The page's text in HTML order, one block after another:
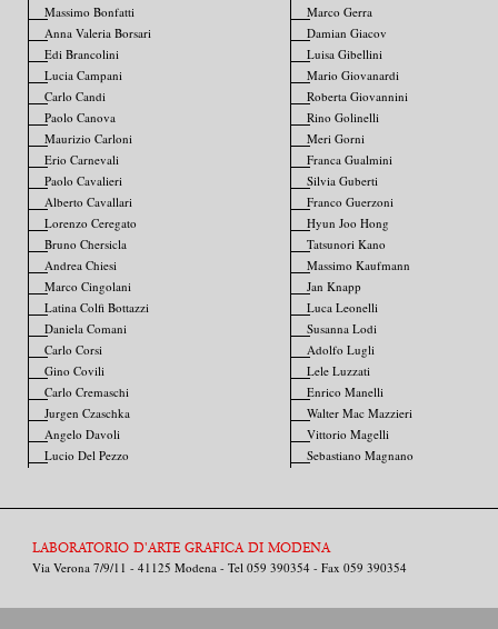
Massimo Bonfatti
Anna Valeria Borsari
Edi Brancolini
Lucia Campani
Carlo Candi
Paolo Canova
Maurizio Carloni
Erio Carnevali
Paolo Cavalieri
Alberto Cavallari
Lorenzo Ceregato
Bruno Chersicla
Andrea Chiesi
Marco Cingolani
Latina Colfi Bottazzi
Daniela Comani
Carlo Corsi
Gino Covili
Carlo Cremaschi
Jurgen Czaschka
Angelo Davoli
Lucio Del Pezzo
Marco Gerra
Damian Giacov
Luisa Gibellini
Mario Giovanardi
Roberta Giovannini
Rino Golinelli
Meri Gorni
Franca Gualmini
Silvia Guberti
Franco Guerzoni
Hyun Joo Hong
Tatsunori Kano
Massimo Kaufmann
Jan Knapp
Luca Leonelli
Susanna Lodi
Adolfo Lugli
Lele Luzzati
Enrico Manelli
Walter Mac Mazzieri
Vittorio Magelli
Sebastiano Magnano
LABORATORIO D'ARTE GRAFICA DI MODENA
Via Verona 7/9/11 - 41125 Modena - Tel 059 390354 - Fax 059 390354